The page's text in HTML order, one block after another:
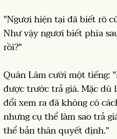
"Ngươi hiện tại đã biết rõ
Như vậy ngươi biết phía
rồi?"
Quân Lâm cười một tiếng:
được trước trả giá. Mặc dù
đổi xem ra đã không có
nhưng cụ thể làm sao trả
thể bản thân quyết định."